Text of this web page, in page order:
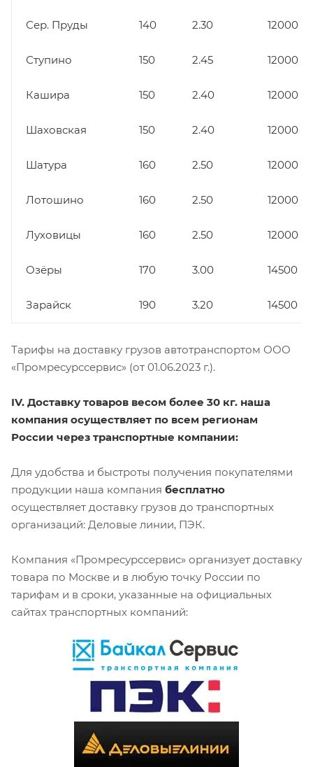
Сер. Пруды 140 2.30 12000
Ступино 150 2.45 12000
Кашира 150 2.40 12000
Шаховская 150 2.40 12000
Шатура 160 2.50 12000
Лотошино 160 2.50 12000
Луховицы 160 2.50 12000
Озёры 170 3.00 14500
Зарайск 190 3.20 14500
Тарифы на доставку грузов автотранспортом ООО
«Промресурссервис» (от 01.06.2023 г.).
IV. Доставку товаров весом более 30 кг. наша
компания осуществляет по всем регионам
России через транспортные компании:
Для удобства и быстроты получения покупателями
продукции наша компания бесплатно
осуществляет доставку грузов до транспортных
организаций: Деловые линии, ПЭК.
Компания «Промресурссервис» организует доставку
товара по Москве и в любую точку России по
тарифам и в сроки, указанные на официальных
сайтах транспортных компаний: